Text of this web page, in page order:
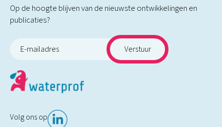
Op de hoogte blijven van de nieuwste ontwikkelingen en
publicaties?
Volg ons op